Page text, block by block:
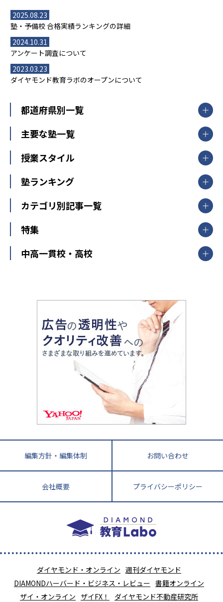
2025.08.23
塾・予備校 合格実績ランキングの詳細
2024.10.31
アンケート調査について
2023.03.23
ダイヤモンド教育ラボのオープンについて
都道府県別一覧
北海道・東北
山形県
福島県
関東
東京都
神奈川県
茨城県
栃木県
群馬県
新潟県
中部
愛知県
静岡県
長野県
大阪府
兵庫県 京都府 奈良県
和歌山県
鳥取県
島根県 岡山県 広島県
香川県
高知県
長崎県 熊本県
鹿児島県 沖縄県
主要な塾一覧
【掲載塾一覧を見る】
東京個別指導学院
明光義塾
個別教室のトライ
武田塾
授業スタイル
個別指導
オンライン指導
塾ランキング
中学受験ランキング
カテゴリ別記事一覧
中学受験
大学受験
教育全般
大学受験塾の選び方
中学受験に熱心な市区町村ランキング
小学校受験
家庭教師
特集
開成番長直伝！子どもの受験を成功させる方法
運動と遊びを考える
情報Ⅰ、数学が苦手な人注目！最短距離の学力
アップ法
悩み多き「大学受験」相談室
英語・英会話・英検対策
小学校教師が解説！中学受験のリアル
教育ジャーナリストが徹底解説！ 大学受験の羅
中高一貫校・高校
大学入試改革
ママテクエグザム
進化する中高一貫校・高校
編集方針・編集体制 お問い合わせ
会社概要 プライバシーポリシー
ダイヤモンド・オンライン 週刊ダイヤモンド
DIAMONDハーバード・ビジネス・レビュー 書籍オンライン
ザイ・オンライン ザイFX！ ダイヤモンド不動産研究所